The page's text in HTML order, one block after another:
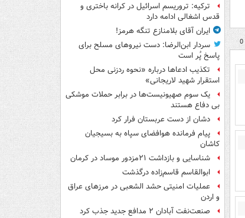
ترکیه: تروریسم اسرائیل در کرانه باختری و
قدس اشغالی ادامه دارد
ایران آقای بلامنازع تنگه هرمز!
سردار ابن‌الرضا: دست نیروهای مسلح برای
پاسخ پُر است
تکذیب ادعاها درباره «نحوه ردزنی محل
استقرار شهید لاریجانی»
یک‌ سوم صهیونیست‌ها در برابر حملات موشکی
بی دفاع هستند
دشان از دست عربستان فرار کرد
پیام فرمانده هوافضای سپاه به بسیجیان
کاشان
شناسایی و بازداشت ۲۱مزدور موساد در کرمان
ابوالقاسم قاسم‌زاده درگذشت
عملیات امنیتی حشد الشعبی در مرزهای عراق
و اردن
صنعت‌نفت آبادان ۲ مدافع جدید جذب کرد